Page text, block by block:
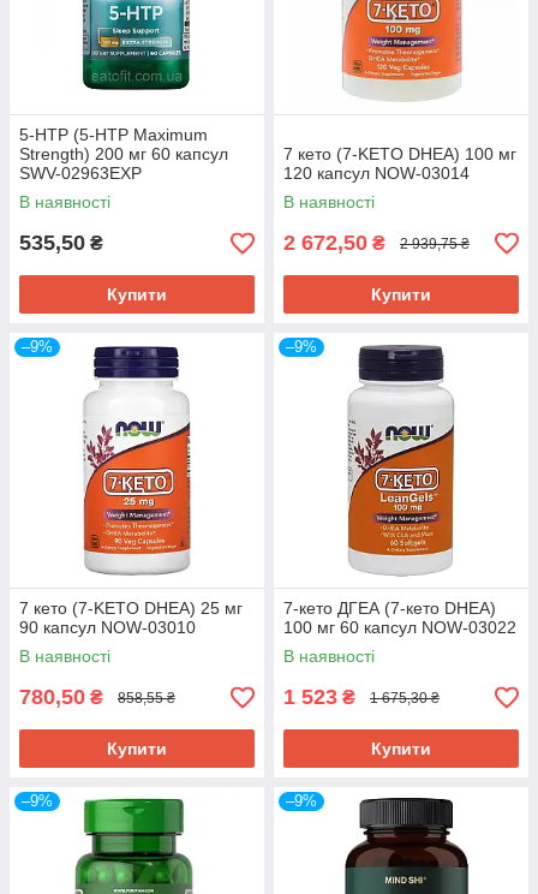
5-НТР (5-HTP Maximum
Strength) 200 мг 60 капсул
SWV-02963EXP
В наявності
535,50 ₴
Купити
7 кето (7-KETO DHEA) 100 мг
120 капсул NOW-03014
В наявності
2 672,50 ₴ 2 939,75 ₴
Купити
–9%
7 кето (7-KETO DHEA) 25 мг
90 капсул NOW-03010
В наявності
780,50 ₴ 858,55 ₴
Купити
–9%
7-кето ДГЕА (7-кето DHEA)
100 мг 60 капсул NOW-03022
В наявності
1 523 ₴ 1 675,30 ₴
Купити
–9% –9%